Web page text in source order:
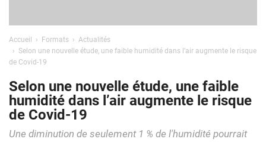
Accueil Formats
Actualités
Selon une nouvelle étude, une faible humidité dans l’air augmente le risque
de Covid-19
Selon une nouvelle étude, une faible
humidité dans l’air augmente le risque
de Covid-19
Une diminution de seulement 1 % de l'humidité pourrait